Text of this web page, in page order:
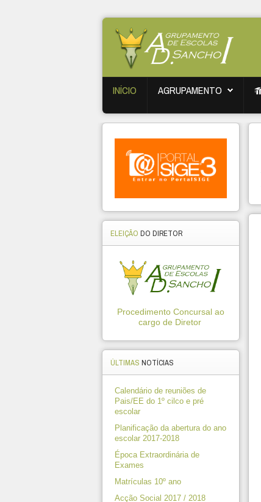
INÍCIO AGRUPAMENTO
ELEIÇÃO DO DIRETOR
Procedimento Concursal ao
cargo de Diretor
ÚLTIMAS NOTÍCIAS
Calendário de reuniões de
Pais/EE do 1º cilco e pré
escolar
Planificação da abertura do ano
escolar 2017-2018
Época Extraordinária de
Exames
Matrículas 10º ano
Acção Social 2017 / 2018